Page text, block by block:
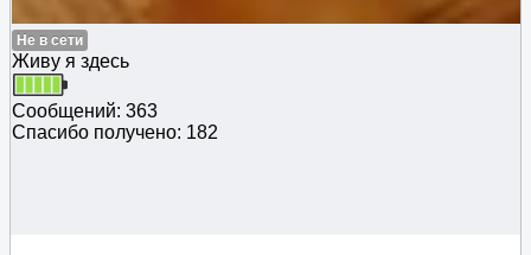
Не в сети
Живу я здесь
Сообщений: 363
Спасибо получено: 182